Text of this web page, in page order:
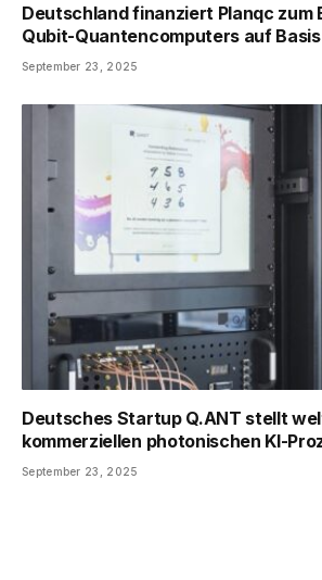
Deutschland finanziert Planqc zum
Qubit-Quantencomputers auf
September 23, 2025
Deutsches Startup Q.ANT stellt
kommerziellen photonischen KI-
September 23, 2025